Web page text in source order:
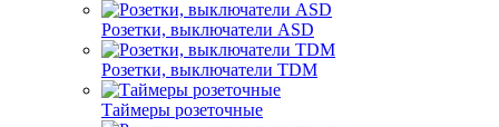
Розетки, выключатели ASD
Розетки, выключатели TDM
Таймеры розеточные